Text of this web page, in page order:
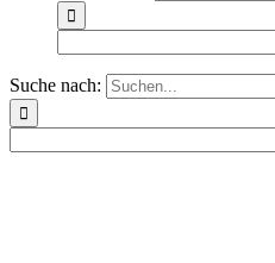
Suche nach: